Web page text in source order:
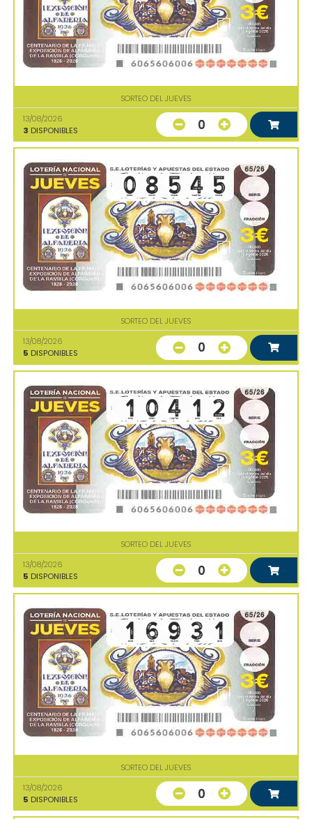
SORTEO DEL JUEVES
13/08/2026
3 DISPONIBLES 0
SORTEO DEL JUEVES
13/08/2026
5 DISPONIBLES 0
SORTEO DEL JUEVES
13/08/2026
5 DISPONIBLES 0
SORTEO DEL JUEVES
13/08/2026
5 DISPONIBLES 0